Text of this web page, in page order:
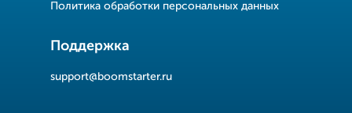
Политика обработки персональных данных
Поддержка
support@boomstarter.ru